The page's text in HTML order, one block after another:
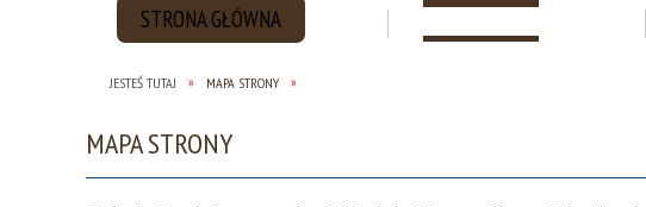
STRONA GŁÓWNA
PODSTAWOWEJ IM. MIKOŁAJA
KOPERNIKA W BIADKACH
JESTEŚ TUTAJ MAPA STRONY
MAPA STRONY